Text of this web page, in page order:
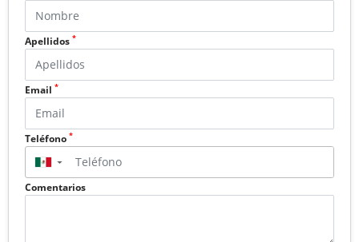
Apellidos *
Email *
Teléfono *
▼
Comentarios